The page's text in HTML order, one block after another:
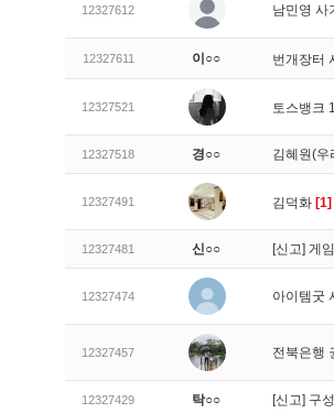
12327612 남민영 사
12327611 이○○ 번개장터
12327521 토스뱅크
12327518 경○○ 김혜원(우
12327491 김덕화 [1]
12327481 신○○ [신고] 게
12327474 아이템굿
12327457 전북은행
12327429 탁○○ [신고] 구